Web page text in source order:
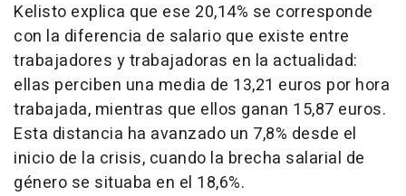
Kelisto explica que ese 20,14% se corresponde
con la diferencia de salario que existe entre
trabajadores y trabajadoras en la actualidad:
ellas perciben una media de 13,21 euros por hora
trabajada, mientras que ellos ganan 15,87 euros.
Esta distancia ha avanzado un 7,8% desde el
inicio de la crisis, cuando la brecha salarial de
género se situaba en el 18,6%.